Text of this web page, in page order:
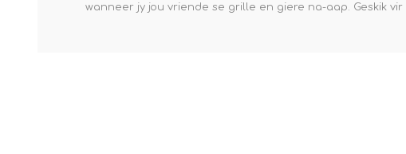
wanneer jy jou vriende se grille en giere na-aap. Geskik